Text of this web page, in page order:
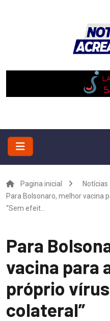
Pagina inicial Notícias
Para Bolsonaro, melhor vacina
“Sem efeit...
Para
vacina para
próprio
colateral”